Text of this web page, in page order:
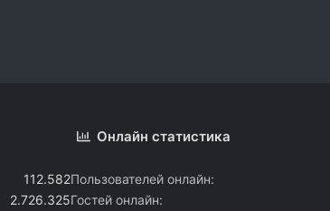
112.582
2.726.325
Онлайн статистика
Пользователей онлайн
Гостей онлайн